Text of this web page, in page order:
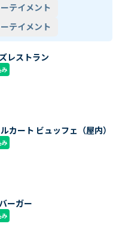
テイメント
テイメント
レストラン
カート ビュッフェ（屋内）
ーガー